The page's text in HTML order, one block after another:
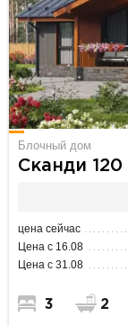
Блочный дом
Сканди 120
цена сейчас
Цена с 16.08
Цена с 31.08
3 2